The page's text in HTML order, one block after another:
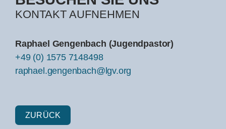
KONTAKT AUFNEHMEN
Raphael Gengenbach (Jugendpastor)
+49 (0) 1575 7148498
raphael.gengenbach@lgv.org
ZURÜCK